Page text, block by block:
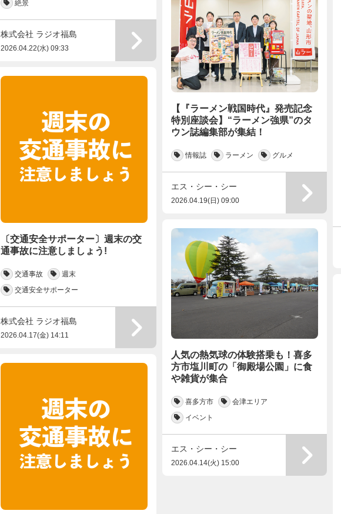
絶景
株式会社 ラジオ福島
2026.04.22(水) 09:33
【『ラーメン戦国時代』発売記念
特別座談会】“ラーメン強県”のタ
ウン誌編集部が集結！
情報誌 ラーメン グルメ
エス・シー・シー
2026.04.19(日) 09:00
〔交通安全サポーター〕週末の交
通事故に注意しましょう!
交通事故
週末
交通安全サポーター
株式会社 ラジオ福島
2026.04.17(金) 14:11
人気の熱気球の体験搭乗も！喜多
方市塩川町の「御殿場公園」に食
や雑貨が集合
喜多方市
会津エリア
イベント
エス・シー・シー
2026.04.14(火) 15:00